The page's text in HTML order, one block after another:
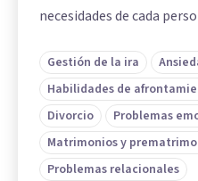
necesidades de cada
Gestión de la ira
Habilidades de
Divorcio
Problemas
Matrimonios y
Problemas relacionales